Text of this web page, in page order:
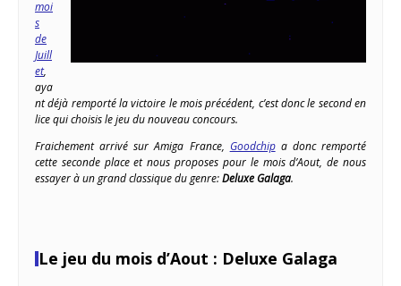
moi
s
de
Juill
et,
aya
nt déjà remporté la victoire le mois précédent, c’est donc le second en
lice qui choisis le jeu du nouveau concours.
Fraichement arrivé sur Amiga France, Goodchipa donc remporté
cette seconde place et nous proposes pour le mois d’Aout, de nous
essayer à un grand classique du genre:Deluxe Galaga.
Le jeu du mois d’Aout : Deluxe Galaga